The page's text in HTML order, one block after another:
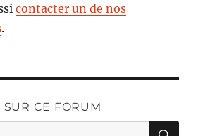
contacter un de nos
.
CE FORUM